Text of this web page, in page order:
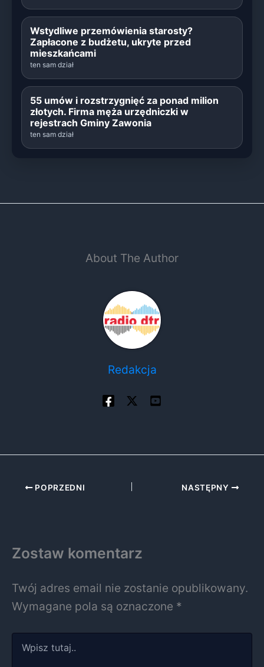
Wstydliwe przemówienia starosty?
Zapłacone z budżetu, ukryte przed
mieszkańcami
ten sam dział
55 umów i rozstrzygnięć za ponad milion
złotych. Firma męża urzędniczki w
rejestrach Gminy Zawonia
ten sam dział
About The Author
Redakcja
POPRZEDNI NASTĘPNY
Zostaw komentarz
Twój adres email nie zostanie opublikowany.
Wymagane pola są oznaczone *
tutaj..